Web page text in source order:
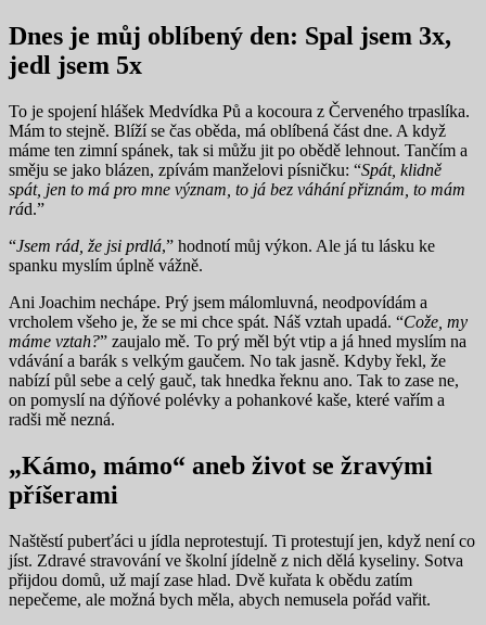
Dnes je můj oblíbený den: Spal jsem 3x,
jedl jsem 5x
To je spojení hlášek Medvídka Pů a kocoura z Červeného trpaslíka.
Mám to stejně. Blíží se čas oběda, má oblíbená část dne. A když
máme ten zimní spánek, tak si můžu jit po obědě lehnout. Tančím a
směju se jako blázen, zpívám manželovi písničku: “Spát, klidně
spát, jen to má pro mne význam, to já bez váhání přiznám, to mám
rád.”
“Jsem rád, že jsi prdlá,” hodnotí můj výkon. Ale já tu lásku ke
spanku myslím úplně vážně.
Ani Joachim nechápe. Prý jsem málomluvná, neodpovídám a
vrcholem všeho je, že se mi chce spát. Náš vztah upadá. “Cože, my
máme vztah?” zaujalo mě. To prý měl být vtip a já hned myslím na
vdávání a barák s velkým gaučem. No tak jasně. Kdyby řekl, že
nabízí půl sebe a celý gauč, tak hnedka řeknu ano. Tak to zase ne,
on pomyslí na dýňové polévky a pohankové kaše, které vařím a
radši mě nezná.
„Kámo, mámo“ aneb život se žravými
příšerami
Naštěstí puberťáci u jídla neprotestují. Ti protestují jen, když není co
jíst. Zdravé stravování ve školní jídelně z nich dělá kyseliny. Sotva
přijdou domů, už mají zase hlad. Dvě kuřata k obědu zatím
nepečeme, ale možná bych měla, abych nemusela pořád vařit.